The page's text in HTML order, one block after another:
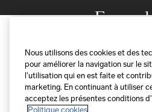
Nous utilisons des cookies et des
pour améliorer la navigation sur le
l'utilisation qui en est faite et
marketing. En continuant à utiliser
acceptez les présentes conditions
Politique cookies